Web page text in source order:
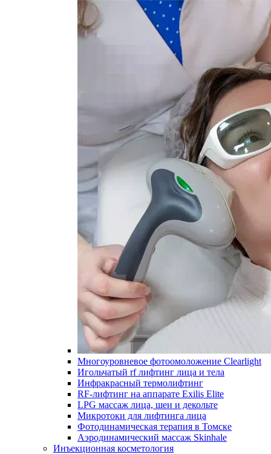
Многоуровневое фотоомоложение Clearlight
Игольчатый rf лифтинг лица и тела
Инфракрасный термолифтинг
RF-лифтинг на аппарате Exilis Elite
LPG массаж лица, шеи и декольте
Микротоки для лифтинга лица
Фотодинамическая терапия в Томске
Аэродинамический массаж Skinhale
Инъекционная косметология